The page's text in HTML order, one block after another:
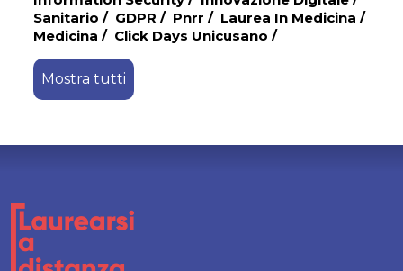
Sanitario / GDPR / Pnrr / Laurea In Medicina /
Medicina / Click Days Unicusano /
Mostra tutti